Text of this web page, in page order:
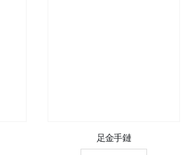
足金手鏈